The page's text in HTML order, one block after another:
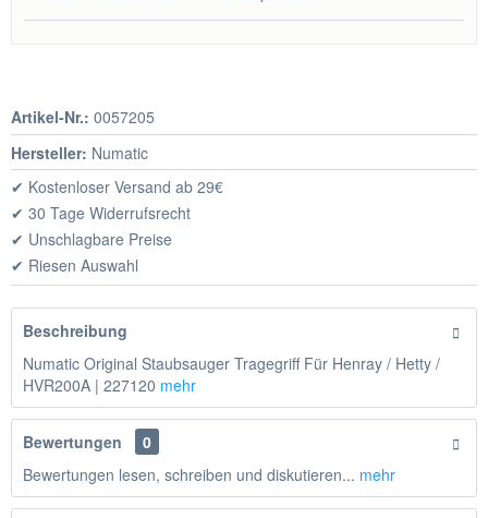
Artikel-Nr.: 0057205
Hersteller: Numatic
✔ Kostenloser Versand ab 29€
✔ 30 Tage Widerrufsrecht
✔ Unschlagbare Preise
✔ Riesen Auswahl
Beschreibung
Numatic Original Staubsauger Tragegriff Für Henray / Hetty /
HVR200A | 227120 mehr
Bewertungen
0
Bewertungen lesen, schreiben und diskutieren... mehr